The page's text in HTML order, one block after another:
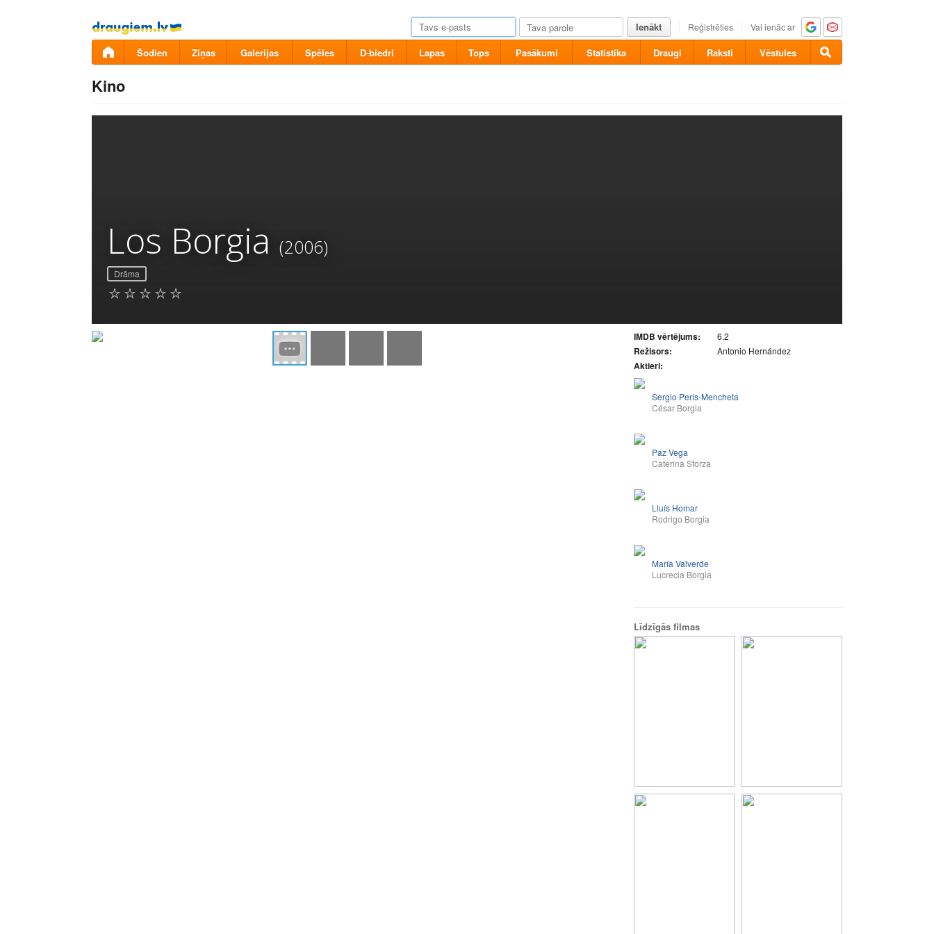
Pāriet
uz
saturu
Ienākt Reģistrēties Vai ienāc ar
Šodien Ziņas Galerijas Spēles D-biedri Lapas Tops Pasākumi Statistika Draugi Raksti Vēstules
Kino
Los Borgia (2006)
Drāma
IMDB vērtējums: 6.2
Režisors: Antonio Hernández
Aktieri:
Sergio Peris-Mencheta
César Borgia
Paz Vega
Caterina Sforza
Lluís Homar
Rodrigo Borgia
María Valverde
Lucrecia Borgia
Līdzīgās filmas